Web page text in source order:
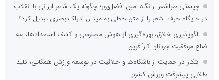
چیستی طراشعر از نگاه امین افضل‌پور؛ چگونه یک شاعر ایرانی با انقلاب
در جایگاه حرف، شعر را از متن خطی به میدان ادراک بصری تبدیل کرد؟
الگوپذیری خلاق، بهره‌گیری از هوش مصنوعی و کشف استعدادها، سه
ضلع موفقیت جوانان کارآفرین
ابتکار در حمایت از باشگاه‌ها و خلاقیت در توسعه ورزش همگانی؛ کلید
طلایی پیشرفت ورزش کشور